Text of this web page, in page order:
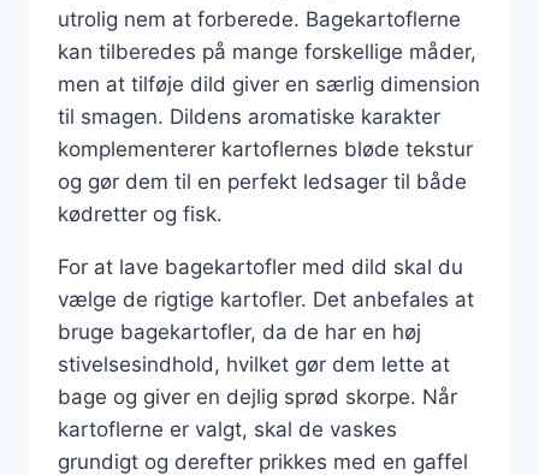
utrolig nem at forberede. Bagekartoflerne
kan tilberedes på mange forskellige måder,
men at tilføje dild giver en særlig dimension
til smagen. Dildens aromatiske karakter
komplementerer kartoflernes bløde tekstur
og gør dem til en perfekt ledsager til både
kødretter og fisk.
For at lave bagekartofler med dild skal du
vælge de rigtige kartofler. Det anbefales at
bruge bagekartofler, da de har en høj
stivelsesindhold, hvilket gør dem lette at
bage og giver en dejlig sprød skorpe. Når
kartoflerne er valgt, skal de vaskes
grundigt og derefter prikkes med en gaffel